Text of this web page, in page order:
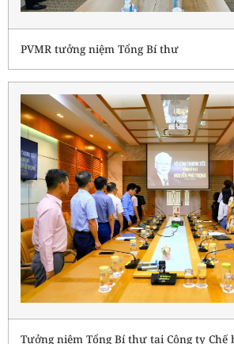
PVMR tưởng niệm Tổng Bí thư
Tưởng niệm Tổng Bí thư tại Công ty Chế